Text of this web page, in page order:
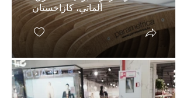
ألماتي، كازاخستان